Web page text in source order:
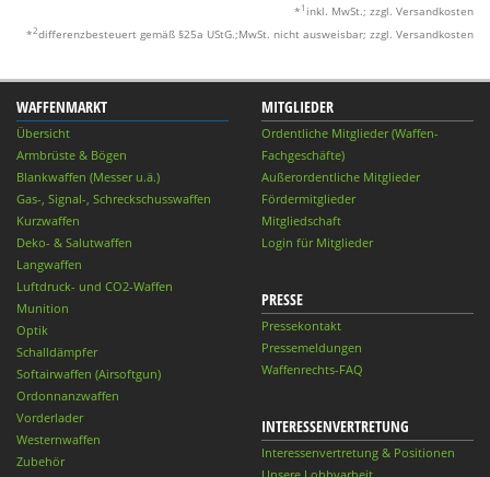
* 1 inkl. MwSt.; zzgl. Versandkosten
*2differenzbesteuert gemäß §25a UStG.;MwSt. nicht ausweisbar; zzgl. Versandkosten
WAFFENMARKT
Übersicht
Armbrüste & Bögen
Blankwaffen (Messer u.ä.)
Gas-, Signal-, Schreckschusswaffen
Kurzwaffen
Deko- & Salutwaffen
Langwaffen
Luftdruck- und CO2-Waffen
Munition
Optik
Schalldämpfer
Softairwaffen (Airsoftgun)
Ordonnanzwaffen
Vorderlader
Westernwaffen
Zubehör
MITGLIEDER
Ordentliche Mitglieder (Waffen-
Fachgeschäfte)
Außerordentliche Mitglieder
Fördermitglieder
Mitgliedschaft
Login für Mitglieder
PRESSE
Pressekontakt
Pressemeldungen
Waffenrechts-FAQ
INTERESSENVERTRETUNG
Interessenvertretung & Positionen